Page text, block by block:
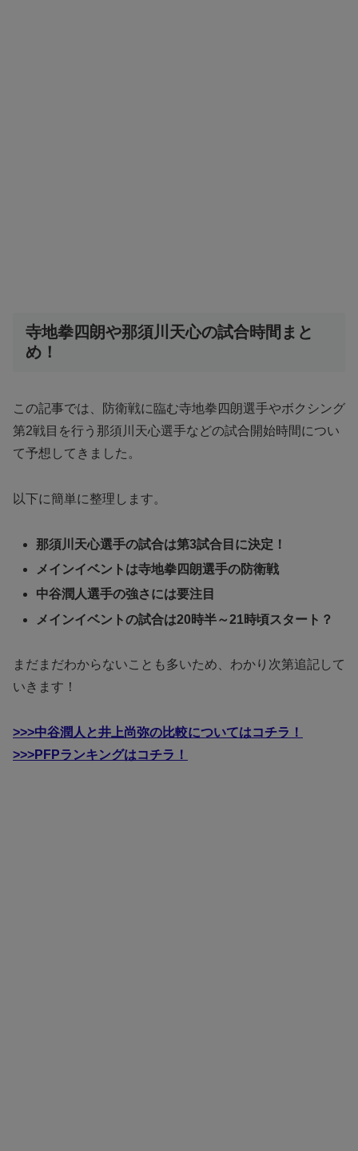
寺地拳四朗や那須川天心の試合時間まと
め！
この記事では、防衛戦に臨む寺地拳四朗選手やボクシング
第2戦目を行う那須川天心選手などの試合開始時間につい
て予想してきました。
以下に簡単に整理します。
那須川天心選手の試合は第3試合目に決定！
メインイベントは寺地拳四朗選手の防衛戦
中谷潤人選手の強さには要注目
メインイベントの試合は20時半～21時頃スタート？
まだまだわからないことも多いため、わかり次第追記して
いきます！
>>>中谷潤人と井上尚弥の比較についてはコチラ！
>>>PFPランキングはコチラ！